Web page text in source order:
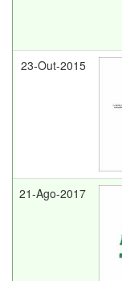
23-Out-2015
21-Ago-2017